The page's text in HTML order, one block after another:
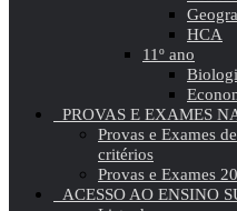
HCA
11º ano
PROVAS E EXAMES
Provas e Exames
critérios
Provas e Exames
ACESSO AO ENSINO